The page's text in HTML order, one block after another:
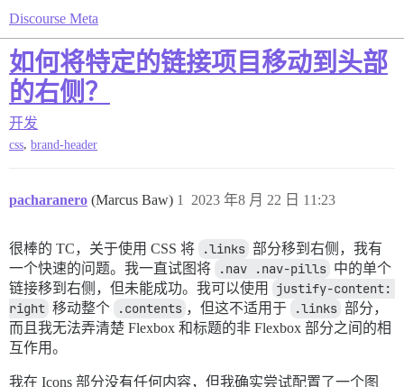
Discourse Meta
如何将特定的链接项目移动到头部
的右侧？
开发
css, brand-header
pacharanero (Marcus Baw) 2023 年8 月 22 日 11:23
1
很棒的 TC，关于使用 CSS 将 .links 部分移到右侧，我有
一个快速的问题。我一直试图将
.nav .nav-pills 中的单个
链接移到右侧，但未能成功。我可以使用
justify-content:
right 移动整个 .contents ，但这不适用于 .links 部分，
而且我无法弄清楚 Flexbox 和标题的非 Flexbox 部分之间的相
互作用。
我在 Icons 部分没有任何内容，但我确实尝试配置了一个图